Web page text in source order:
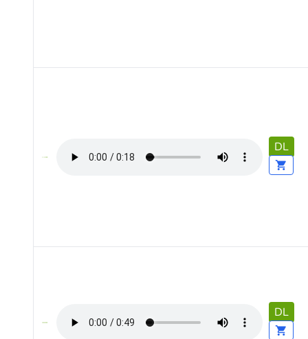
DL
DL